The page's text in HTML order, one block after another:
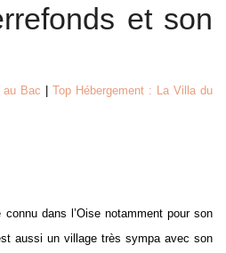
et son
au Bac
Top Hébergement : La Villa du
dans l’Oise notamment pour son
aussi un village très sympa avec son